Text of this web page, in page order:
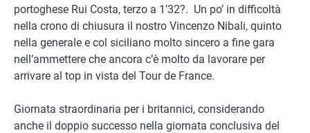
portoghese Rui Costa, terzo a 1’32?. Un po’ in difficoltà
nella crono di chiusura il nostro Vincenzo Nibali, quinto
nella generale e col siciliano molto sincero a fine gara
nell’ammettere che ancora c’è molto da lavorare per
arrivare al top in vista del Tour de France.
Giornata straordinaria per i britannici, considerando
anche il doppio successo nella giornata conclusiva del